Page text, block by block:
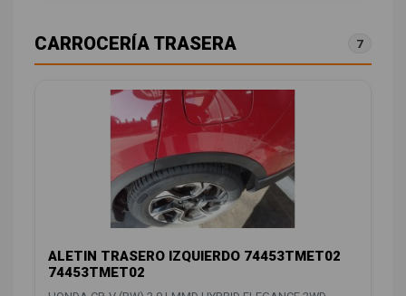
CARROCERÍA TRASERA 7
ALETIN TRASERO IZQUIERDO 74453TMET02
74453TMET02